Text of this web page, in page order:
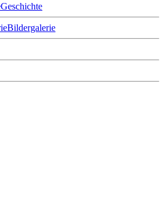
Geschichte
Bildergalerie